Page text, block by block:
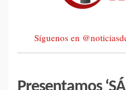
Síguenos en